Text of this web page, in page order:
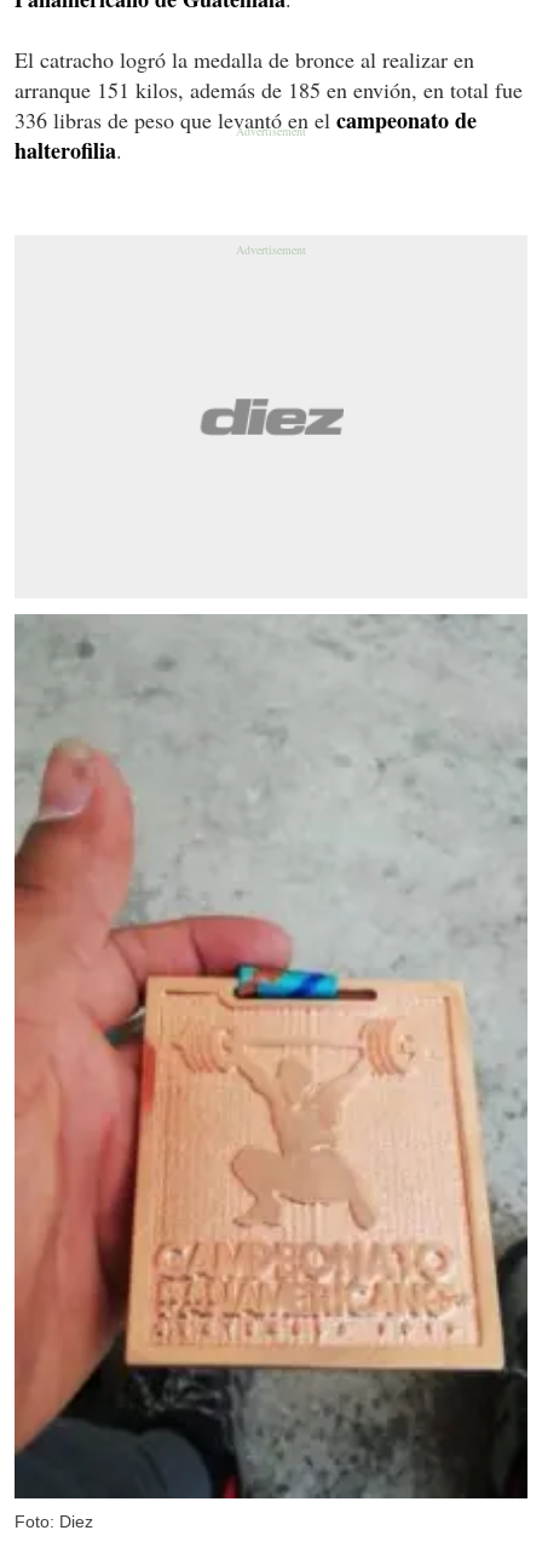
El catracho logró la medalla de bronce al realizar en
arranque 151 kilos, además de 185 en envión, en total fue
336 libras de peso que levantó en el campeonato de
halterofilia.
Foto: Diez